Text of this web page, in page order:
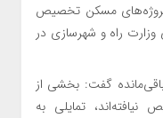
۸۲۷ هزار نفر به پروژه‌های مسکن تخصیص
وزارت راه و شهرسازی در
گفت: بخشی از
تمایلی به